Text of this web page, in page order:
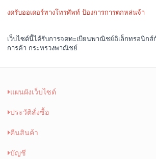
งดรับออเดอร์ทางโทรศัพท์ ป้องการการตกหล่นจ้า
เว็บไซต์นี้ได้รับการจดทะเบียนพาณิชย์อิเล็กทรอนิก
การค้า กระทรวงพาณิชย์
แผนผังเว็บไซต์
ประวัติสั่งซื้อ
คืนสินค้า
บัญชี